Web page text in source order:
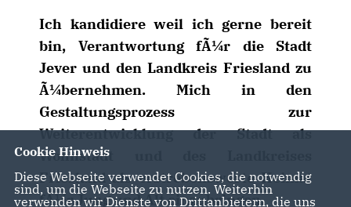
Ich kandidiere weil ich gerne bereit
bin, Verantwortung fÃ¼r die Stadt
Jever und den Landkreis Friesland zu
Ã¼bernehmen. Mich in den
Gestaltungsprozess zur
Weiterentwicklung der Stadt als
Wohnstadt und des Landkreises
Friesland als erstrebenswerte Heimat
fÃ¼r Jung und Alt einzubringen.
Cookie Hinweis
Diese Webseite verwendet Cookies, die notwendig
sind, um die Webseite zu nutzen. Weiterhin
verwenden wir Dienste von Drittanbietern, die uns